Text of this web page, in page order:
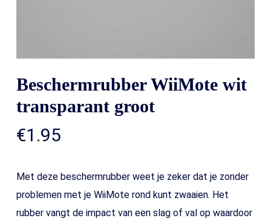
Beschermrubber WiiMote wit
transparant groot
€1.95
Met deze beschermrubber weet je zeker dat je zonder
problemen met je WiiMote rond kunt zwaaien. Het
rubber vangt de impact van een slag of val op waardoor